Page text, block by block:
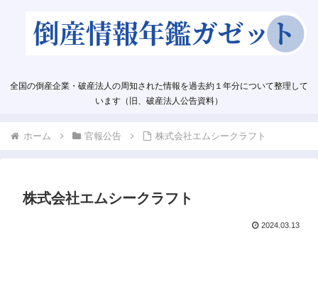
全国の倒産企業・破産法人の周知された情報を過去約１年分について整理して
います（旧、破産法人公告資料）
ホーム 官報公告 株式会社エムシークラフト
株式会社エムシークラフト
2024.03.13